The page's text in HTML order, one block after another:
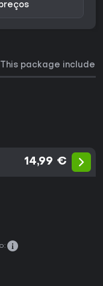
This package includes
14,99 €